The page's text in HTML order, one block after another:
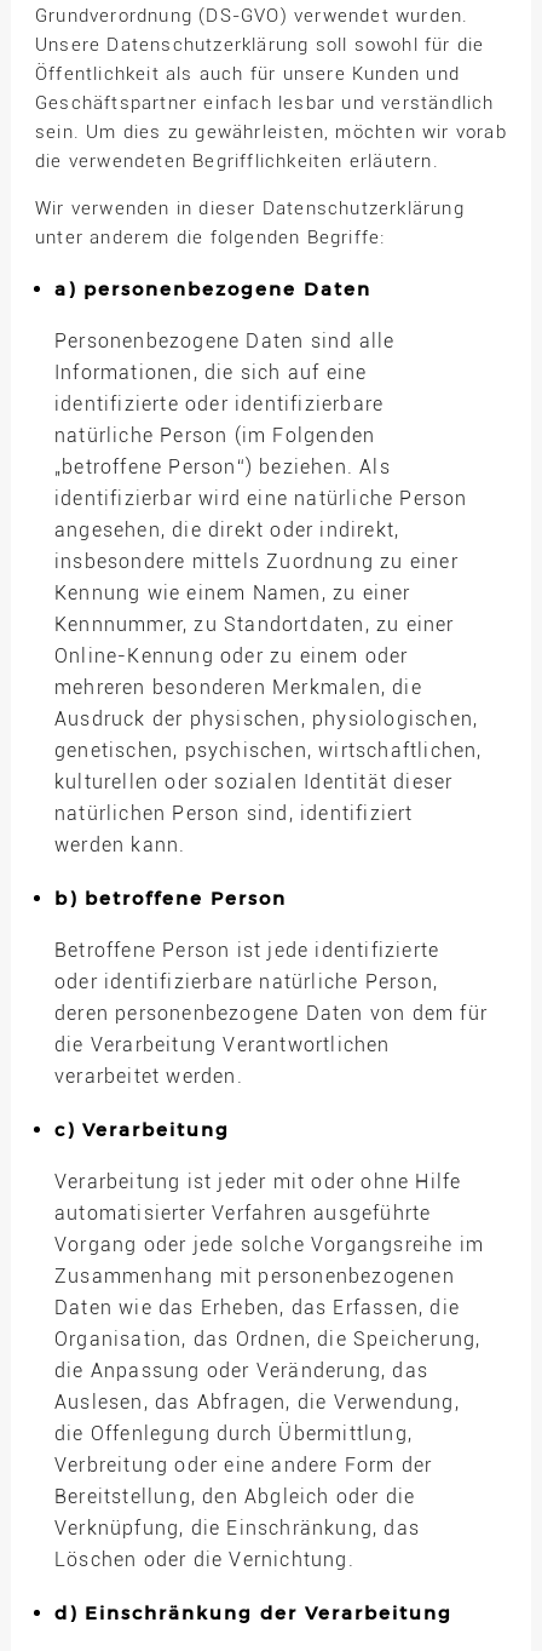
Grundverordnung (DS-GVO) verwendet wurden.
Unsere Datenschutzerklärung soll sowohl für die
Öffentlichkeit als auch für unsere Kunden und
Geschäftspartner einfach lesbar und verständlich
sein. Um dies zu gewährleisten, möchten wir vorab
die verwendeten Begrifflichkeiten erläutern.
Wir verwenden in dieser Datenschutzerklärung
unter anderem die folgenden Begriffe:
a) personenbezogene Daten
Personenbezogene Daten sind alle
Informationen, die sich auf eine
identifizierte oder identifizierbare
natürliche Person (im Folgenden
„betroffene Person“) beziehen. Als
identifizierbar wird eine natürliche Person
angesehen, die direkt oder indirekt,
insbesondere mittels Zuordnung zu einer
Kennung wie einem Namen, zu einer
Kennnummer, zu Standortdaten, zu einer
Online-Kennung oder zu einem oder
mehreren besonderen Merkmalen, die
Ausdruck der physischen, physiologischen,
genetischen, psychischen, wirtschaftlichen,
kulturellen oder sozialen Identität dieser
natürlichen Person sind, identifiziert
werden kann.
b) betroffene Person
Betroffene Person ist jede identifizierte
oder identifizierbare natürliche Person,
deren personenbezogene Daten von dem für
die Verarbeitung Verantwortlichen
verarbeitet werden.
c) Verarbeitung
Verarbeitung ist jeder mit oder ohne Hilfe
automatisierter Verfahren ausgeführte
Vorgang oder jede solche Vorgangsreihe im
Zusammenhang mit personenbezogenen
Daten wie das Erheben, das Erfassen, die
Organisation, das Ordnen, die Speicherung,
die Anpassung oder Veränderung, das
Auslesen, das Abfragen, die Verwendung,
die Offenlegung durch Übermittlung,
Verbreitung oder eine andere Form der
Bereitstellung, den Abgleich oder die
Verknüpfung, die Einschränkung, das
Löschen oder die Vernichtung.
d) Einschränkung der Verarbeitung